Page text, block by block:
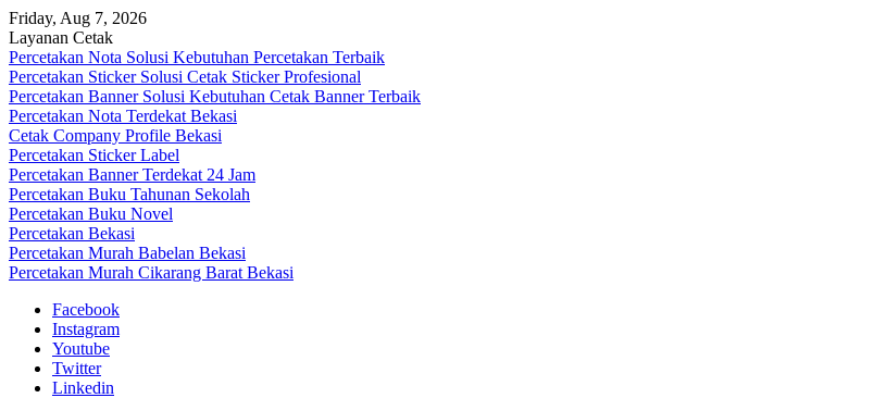
Skip
to
content
Friday, Aug 7, 2026
Layanan Cetak
Percetakan Nota Solusi Kebutuhan Percetakan Terbaik
Percetakan Sticker Solusi Cetak Sticker Profesional
Percetakan Banner Solusi Kebutuhan Cetak Banner Terbaik
Percetakan Nota Terdekat Bekasi
Cetak Company Profile Bekasi
Percetakan Sticker Label
Percetakan Banner Terdekat 24 Jam
Percetakan Buku Tahunan Sekolah
Percetakan Buku Novel
Percetakan Bekasi
Percetakan Murah Babelan Bekasi
Percetakan Murah Cikarang Barat Bekasi
Facebook
Instagram
Youtube
Twitter
Linkedin